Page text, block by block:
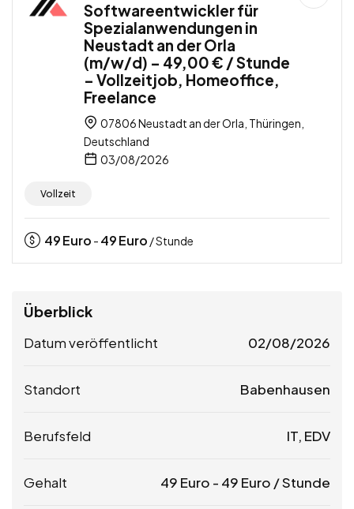
Softwareentwickler für
Spezialanwendungen in
Neustadt an der Orla
(m/w/d) – 49,00 € / Stunde
– Vollzeitjob, Homeoffice,
Freelance
07806 Neustadt an der Orla, Thüringen,
Deutschland
03/08/2026
Vollzeit
49Euro - 49Euro / Stunde
Überblick
Datum veröffentlicht 02/08/2026
Standort Babenhausen
Berufsfeld IT, EDV
Gehalt 49 Euro - 49 Euro / Stunde